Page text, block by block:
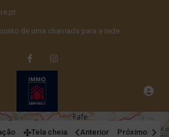
de uma chamada para a rede
Tela cheia Anterior Próximo